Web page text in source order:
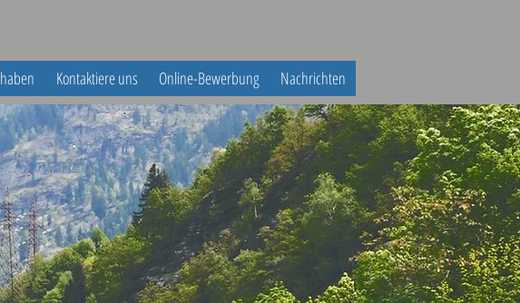
Kontaktiere uns Online-Bewerbung Nachrichten